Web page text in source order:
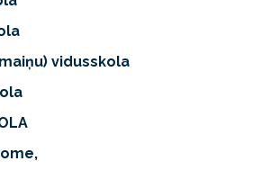
vidusskola